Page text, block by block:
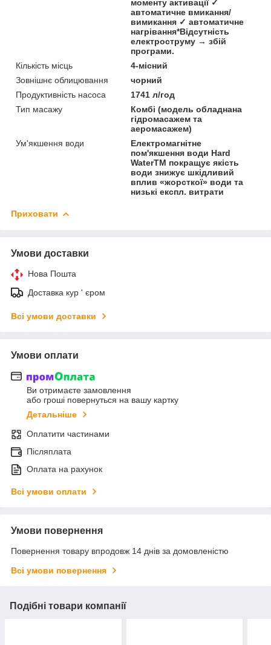
моменту активації ✓
автоматичне вмикання/
вимикання ✓ автоматичне
нагрівання*Відсутність
електроструму → збій
програми.
Кількість місць
4-місний
Зовнішнє облицювання
чорний
Продуктивність насоса
1741 л/год
Тип масажу
Комбі (модель обладнана
гідромасажем та
аеромасажем)
Ум'якшення води
Електромагнітне
пом'якшення води Hard
WaterTM покращує якість
води знижує шкідливий
вплив «жорсткої» води та
низькі експл. витрати
Приховати
Умови доставки
Нова Пошта
Доставка кур ' єром
Всі умови доставки
Умови оплати
Ви отримаєте замовлення
або гроші повернуться на вашу картку
Детальніше
Оплатити частинами
Післяплата
Оплата на рахунок
Всі умови оплати
Умови повернення
Повернення товару впродовж 14 днів за домовленістю
Всі умови повернення
Подібні товари компанії